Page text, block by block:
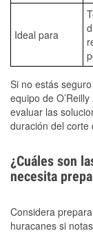
Ideal para
Si no estás
equipo de
evaluar las
duración del corte
¿Cuáles son
necesita
Considera
huracanes si